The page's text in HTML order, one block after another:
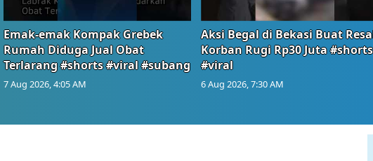
Emak-emak Kompak Grebek
Rumah Diduga Jual Obat
Terlarang #shorts #viral #subang
7 Aug 2026, 4:05 AM
Aksi Begal di Bekasi Buat
Korban Rugi Rp30 Juta #shorts
#viral
6 Aug 2026, 7:30 AM